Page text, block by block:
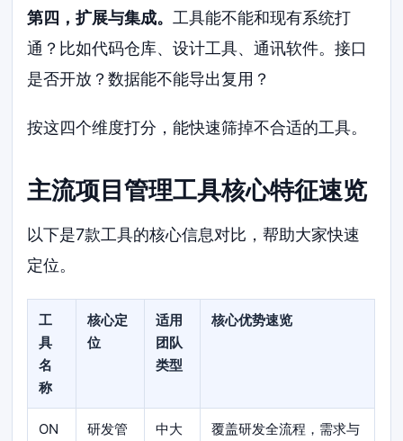
第四，扩展与集成。工具能不能和现有系统打
通？比如代码仓库、设计工具、通讯软件。接口
是否开放？数据能不能导出复用？
按这四个维度打分，能快速筛掉不合适的工具。
主流项目管理工具核心特征速览
以下是7款工具的核心信息对比，帮助大家快速
定位。
工
具
名
称
核心定
位
适用
团队
类型
核心优势速览
ON
研发管
中大
覆盖研发全流程，需求与